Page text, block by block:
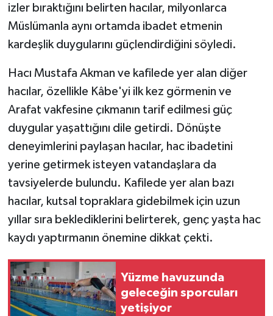
izler bıraktığını belirten hacılar, milyonlarca
Müslümanla aynı ortamda ibadet etmenin
kardeşlik duygularını güçlendirdiğini söyledi.
Hacı Mustafa Akman ve kafilede yer alan diğer
hacılar, özellikle Kâbe'yi ilk kez görmenin ve
Arafat vakfesine çıkmanın tarif edilmesi güç
duygular yaşattığını dile getirdi. Dönüşte
deneyimlerini paylaşan hacılar, hac ibadetini
yerine getirmek isteyen vatandaşlara da
tavsiyelerde bulundu. Kafilede yer alan bazı
hacılar, kutsal topraklara gidebilmek için uzun
yıllar sıra beklediklerini belirterek, genç yaşta hac
kaydı yaptırmanın önemine dikkat çekti.
Yüzme havuzunda
geleceğin sporcuları
yetişiyor
Otomobil
POLİTİKA
Sağlık
SİYASET
SPOR HABERLERİ
TEKNOLOJİ
Turizm
ÜLKE GÜNDEMİ
YAŞAM
YEREL